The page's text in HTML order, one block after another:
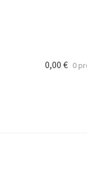
0,00 € 0